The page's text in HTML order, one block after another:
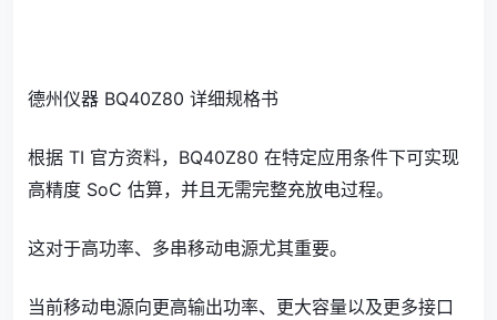
德州仪器 BQ40Z80 详细规格书
根据 TI 官方资料，BQ40Z80 在特定应用条件下可实现
高精度 SoC 估算，并且无需完整充放电过程。
这对于高功率、多串移动电源尤其重要。
当前移动电源向更高输出功率、更大容量以及更多接口